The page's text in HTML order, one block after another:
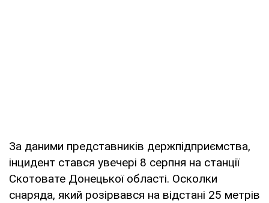
За даними представників держпідприємства,
інцидент стався увечері 8 серпня на станції
Скотовате Донецької області. Осколки
снаряда, який розірвався на відстані 25 метрів